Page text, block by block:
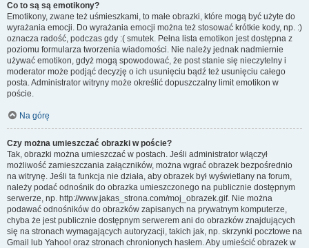
Co to są są emotikony?
Emotikony, zwane też uśmieszkami, to małe obrazki, które mogą być użyte do
wyrażania emocji. Do wyrażania emocji można też stosować krótkie kody, np. :)
oznacza radość, podczas gdy :( smutek. Pełna lista emotikon jest dostępna z
poziomu formularza tworzenia wiadomości. Nie należy jednak nadmiernie
używać emotikon, gdyż mogą spowodować, że post stanie się nieczytelny i
moderator może podjąć decyzję o ich usunięciu bądź też usunięciu całego
posta. Administrator witryny może określić dopuszczalny limit emotikon w
poście.
Na górę
Czy można umieszczać obrazki w poście?
Tak, obrazki można umieszczać w postach. Jeśli administrator włączył
możliwość zamieszczania załączników, można wgrać obrazek bezpośrednio
na witrynę. Jeśli ta funkcja nie działa, aby obrazek był wyświetlany na forum,
należy podać odnośnik do obrazka umieszczonego na publicznie dostępnym
serwerze, np. http://www.jakas_strona.com/moj_obrazek.gif. Nie można
podawać odnośników do obrazków zapisanych na prywatnym komputerze,
chyba że jest publicznie dostępnym serwerem ani do obrazków znajdujących
się na stronach wymagających autoryzacji, takich jak, np. skrzynki pocztowe na
Gmail lub Yahoo! oraz stronach chronionych hasłem. Aby umieścić obrazek w